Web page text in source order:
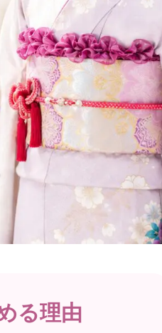
る理由